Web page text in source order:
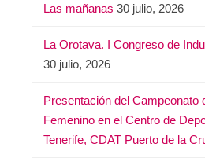
Las mañanas 30 julio, 2026
La Orotava. I Congreso de
30 julio, 2026
Presentación del Campeonato
Femenino en el Centro de
Tenerife, CDAT Puerto de la